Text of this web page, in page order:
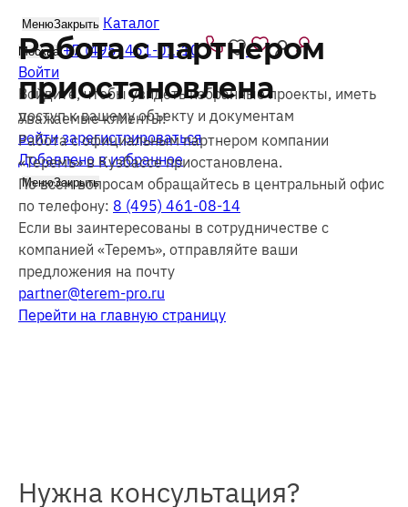
МенюЗакрыть Каталог
Москва +7 (495) 461-01-10
Войти
Войдите, чтобы увидеть избранные проекты, иметь
доступ к вашему объекту и документам
войти зарегистрироваться
Добавлено в избранное
МенюЗакрыть
Работа с партнером
приостановлена
Уважаемые клиенты!
Работа с официальным партнером компании
«Теремъ» в Кузбассе приостановлена.
По всем вопросам обращайтесь в центральный офис
по телефону: 8 (495) 461-08-14
Если вы заинтересованы в сотрудничестве с
компанией «Теремъ», отправляйте ваши
предложения на почту
partner@terem-pro.ru
Перейти на главную страницу
Нужна консультация?